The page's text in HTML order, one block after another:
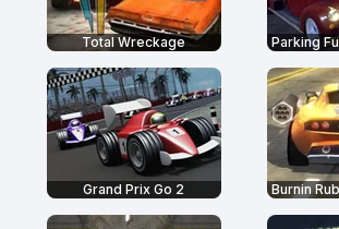
Total Wreckage
Grand Prix Go 2